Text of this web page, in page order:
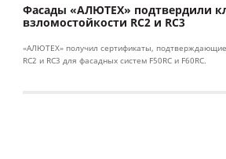
Фасады «АЛЮТЕХ» подтвердили
взломостойкости RC2 и RC3
«АЛЮТЕХ» получил сертификаты, подтверждающие
RC2 и RC3 для фасадных систем F50RC и F60RC.